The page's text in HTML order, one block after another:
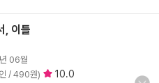
, 이틀
06월
/ 490원) 10.0